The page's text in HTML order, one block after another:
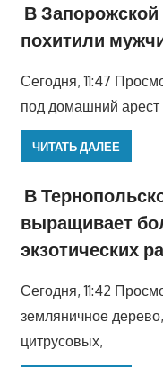
В
похитили
Сегодня, 11:47
под домашний
ЧИТАТЬ ДАЛЕЕ
В
выращивает
экзотических
Сегодня, 11:42
земляничное
цитрусовых,